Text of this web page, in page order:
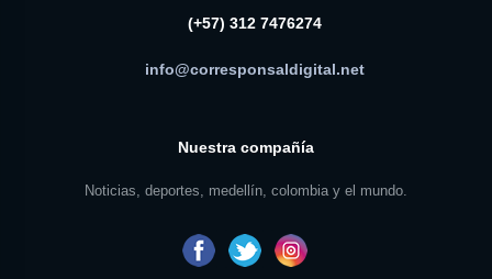
(+57) 312 7476274
info@corresponsaldigital.net
Nuestra compañía
Noticias, deportes, medellín, colombia y el mundo.